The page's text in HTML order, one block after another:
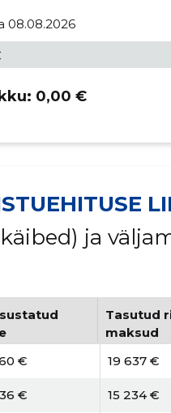
08.08.2026
0,00 €
ja
Tasutud
maksud
€ 19 637 €
€ 15 234 €